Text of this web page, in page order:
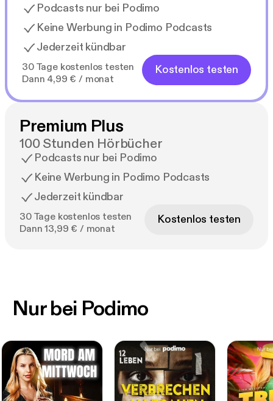
Podcasts nur bei Podimo
Keine Werbung in Podimo Podcasts
Jederzeit kündbar
30 Tage kostenlos testen
Dann 4,99 € / monat
Kostenlos testen
Premium Plus
100 Stunden Hörbücher
Podcasts nur bei Podimo
Keine Werbung in Podimo Podcasts
Jederzeit kündbar
30 Tage kostenlos testen
Dann 13,99 € / monat
Kostenlos testen
Nur bei Podimo